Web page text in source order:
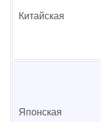
Китайская
Японская